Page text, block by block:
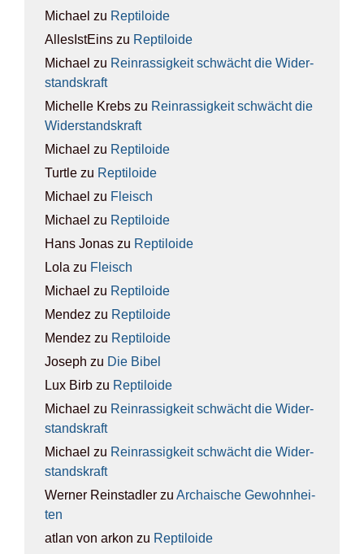
Michael zu Rep­ti­lo­ide
AllesIstEins zu Rep­ti­lo­ide
Michael zu Rein­ras­sig­keit schwächt die Wider­
stands­kraft
Michelle Krebs zu Rein­ras­sig­keit schwächt die
Wider­stands­kraft
Michael zu Rep­ti­lo­ide
Turtle zu Rep­ti­lo­ide
Michael zu Fleisch
Michael zu Rep­ti­lo­ide
Hans Jonas zu Rep­ti­lo­ide
Lola zu Fleisch
Michael zu Rep­ti­lo­ide
Mendez zu Rep­ti­lo­ide
Mendez zu Rep­ti­lo­ide
Joseph zu Die Bibel
Lux Birb zu Rep­ti­lo­ide
Michael zu Rein­ras­sig­keit schwächt die Wider­
stands­kraft
Michael zu Rein­ras­sig­keit schwächt die Wider­
stands­kraft
Werner Reinstadler zu Archai­sche Gewohn­hei­
ten
atlan von arkon zu Rep­ti­lo­ide